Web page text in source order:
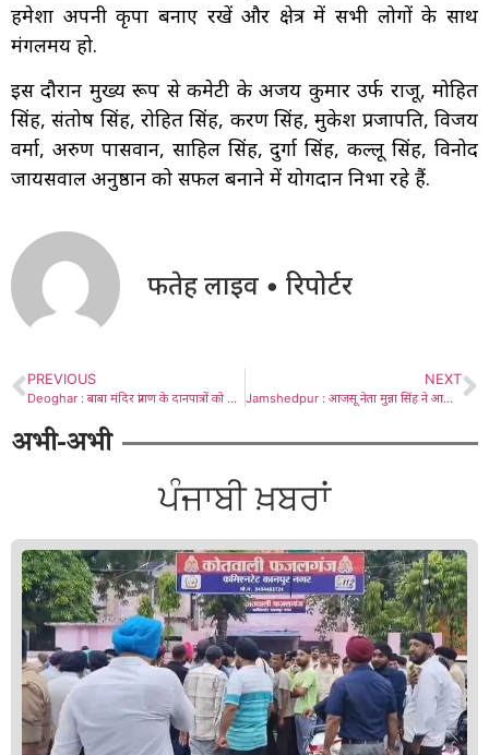
हमेशा अपनी कृपा बनाए रखें और क्षेत्र में सभी लोगों के साथ
मंगलमय हो.
इस दौरान मुख्य रूप से कमेटी के अजय कुमार उर्फ राजू, मोहित
सिंह, संतोष सिंह, रोहित सिंह, करण सिंह, मुकेश प्रजापति, विजय
वर्मा, अरुण पासवान, साहिल सिंह, दुर्गा सिंह, कल्लू सिंह, विनोद
जायसवाल अनुष्ठान को सफल बनाने में योगदान निभा रहे हैं.
फतेह लाइव • रिपोर्टर
PREVIOUS
Deoghar : बाबा मंदिर प्रांगण के दानपात्रों को मंदिर प्रशासन की देखरेख में खोला गया, नेपाल के रूपये, सोना व चांदी का चढ़ावा मिला
NEXT
Jamshedpur : आजसू नेता मुन्ना सिंह ने आदिवासी महिला और उसकी बेटी को लाठी से पीटा, Video – वायरल, अंदर देखें
अभी-अभी
ਪੰਜਾਬੀ ਖ਼ਬਰਾਂ